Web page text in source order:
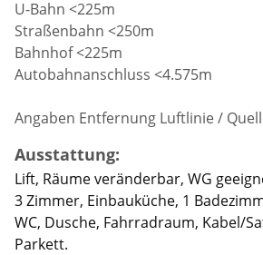
U-Bahn <225m
Straßenbahn <250m
Bahnhof <225m
Autobahnanschluss <4.575m
Angaben Entfernung Luftlinie /
Ausstattung:
Lift, Räume veränderbar, WG
3 Zimmer, Einbauküche, 1
WC, Dusche, Fahrradraum, Kabel/
Parkett.